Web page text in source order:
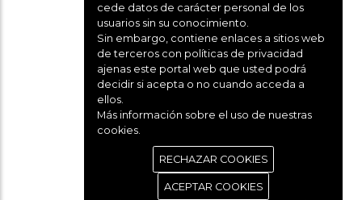
Aviso legal
Política de cookies
Política de privacidad
Contacto
cede datos de carácter personal de los
usuarios sin su conocimiento.
Sin embargo, contiene enlaces a sitios web
de terceros con políticas de privacidad
ajenas este portal web que usted podrá
decidir si acepta o no cuando acceda a
ellos.
Más información sobre el uso de nuestras
cookies.
RECHAZAR COOKIES
ACEPTAR COOKIES